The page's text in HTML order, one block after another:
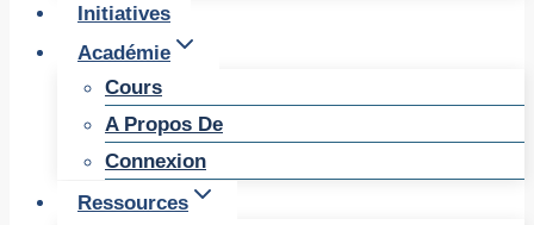
Initiatives
Académie
Cours
A Propos De
Connexion
Ressources